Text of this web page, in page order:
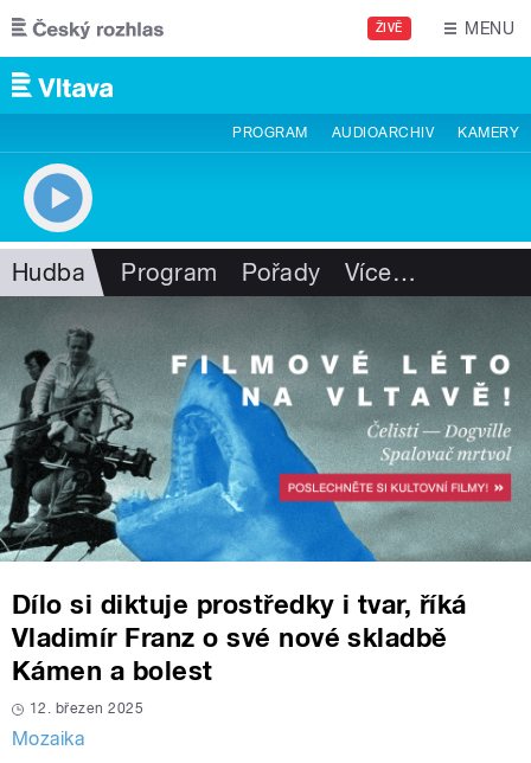
Přejít k hlavnímu obsahu
ŽIVĚ MENU
PROGRAM AUDIOARCHIV KAMERY
Hudba Program Pořady Více…
Dílo si diktuje prostředky i tvar, říká
Vladimír Franz o své nové skladbě
Kámen a bolest
12. březen 2025
Mozaika